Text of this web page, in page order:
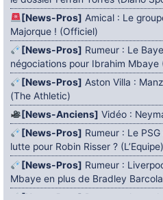
[News-Pros] Amical : Le
Majorque ! (Officiel)
[News-Pros] Rumeur : Le
négociations pour Ibrahim Mbaye
[News-Pros] Aston Villa :
(The Athletic)
[News-Anciens] Vidéo :
[News-Pros] Rumeur : Le
lutte pour Robin Risser ? (L’Equipe)
[News-Pros] Rumeur :
Mbaye en plus de Bradley
[News-Pros]
Rumeur :